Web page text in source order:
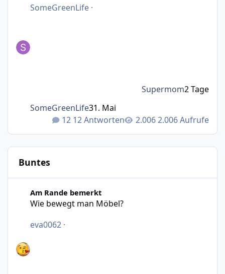
SomeGreenLife ·
12 Antworten 2.006 Aufrufe
SomeGreenLife31. Mai
Supermom2 Tage
Buntes
Am Rande bemerkt
Wie bewegt man Möbel?
eva0062 ·